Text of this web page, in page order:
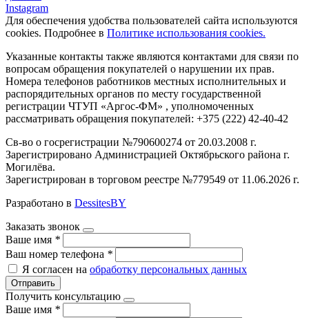
Instagram
Для обеспечения удобства пользователей сайта используются
cookies. Подробнее в Политике использования cookies.
Указанные контакты также являются контактами для связи по
вопросам обращения покупателей о нарушении их прав.
Номера телефонов работников местных исполнительных и
распорядительных органов по месту государственной
регистрации ЧТУП «Аргос-ФМ» , уполномоченных
рассматривать обращения покупателей: +375 (222) 42-40-42
Св-во о госрегистрации №790600274 от 20.03.2008 г.
Зарегистрировано Администрацией Октябрьского района г.
Могилёва.
Зарегистрирован в торговом реестре №779549 от 11.06.2026 г.
Разработано в DessitesBY
Заказать звонок
Ваше имя *
Ваш номер телефона *
Я согласен на обработку персональных данных
Отправить
Получить консультацию
Ваше имя *